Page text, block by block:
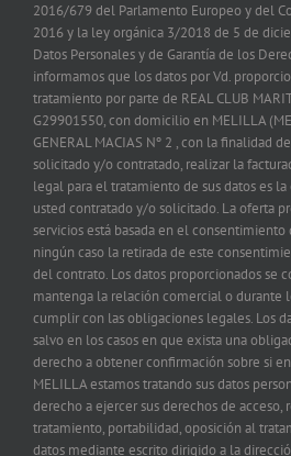
2016/679 del Parlamento Europeo y del
2016 y la ley orgánica 3/2018 de 5 de
Datos Personales y de Garantía de los
informamos que los datos por Vd.
tratamiento por parte de REAL CLUB
G29901550, con domicilio en MELILLA
GENERAL MACIAS Nº 2 , con la finalidad
solicitado y/o contratado, realizar la
legal para el tratamiento de sus datos es
usted contratado y/o solicitado. La oferta
servicios está basada en el
ningún caso la retirada de este
del contrato. Los datos proporcionados se
mantenga la relación comercial o durante
cumplir con las obligaciones legales. Los
salvo en los casos en que exista una
derecho a obtener confirmación sobre si
MELILLA estamos tratando sus datos
derecho a ejercer sus derechos de
tratamiento, portabilidad, oposición al
datos mediante escrito dirigido a la